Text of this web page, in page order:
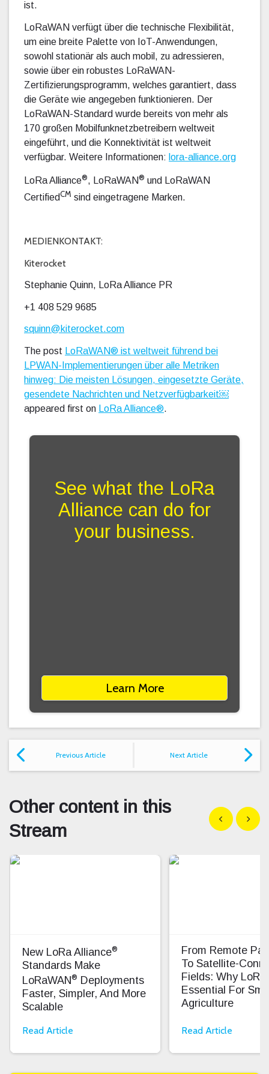
ist.
LoRaWAN verfügt über die technische Flexibilität,
um eine breite Palette von IoT-Anwendungen,
sowohl stationär als auch mobil, zu adressieren,
sowie über ein robustes LoRaWAN-
Zertifizierungsprogramm, welches garantiert, dass
die Geräte wie angegeben funktionieren. Der
LoRaWAN-Standard wurde bereits von mehr als
170 großen Mobilfunknetzbetreibern weltweit
eingeführt, und die Konnektivität ist weltweit
verfügbar. Weitere Informationen: lora-alliance.org
LoRa Alliance®, LoRaWAN® und LoRaWAN
CertifiedCM sind eingetragene Marken.
MEDIENKONTAKT:
Kiterocket
Stephanie Quinn, LoRa Alliance PR
+1 408 529 9685
squinn@kiterocket.com
The post LoRaWAN® ist weltweit führend bei
LPWAN-Implementierungen über alle Metriken
hinweg: Die meisten Lösungen, eingesetzte Geräte,
gesendete Nachrichten und Netzverfügbarkeit￼
appeared first on LoRa Alliance®.
See what the LoRa
Alliance can do for
your business.
Learn More
Previous Article Next Article
Other content in this
Stream
Show previous
Show
New LoRa Alliance®
Standards Make
LoRaWAN® Deployments
Faster, Simpler, And More
Scalable
Read Article
From Remote
To Satellite-
Fields: Why
Essential For
Agriculture
Read Article